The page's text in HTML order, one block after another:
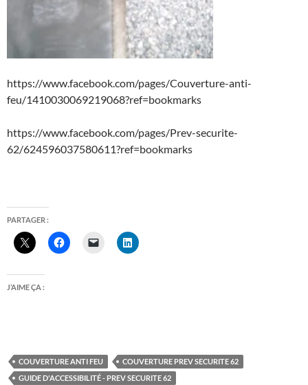
https://www.facebook.com/pages/Couverture-anti-
feu/1410030069219068?ref=bookmarks
https://www.facebook.com/pages/Prev-securite-
62/624596037580611?ref=bookmarks
PARTAGER :
J’AIME ÇA :
COUVERTURE ANTI FEU
COUVERTURE PREV SECURITE 62
GUIDE D'ACCESSIBILITÉ - PREV SECURITE 62